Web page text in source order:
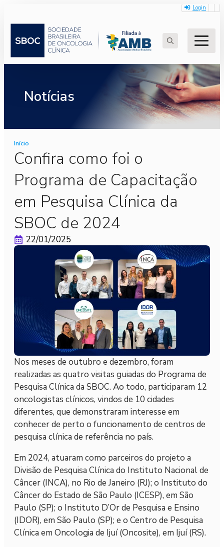
Login
for:
Notícias
Início
Confira como foi o
Programa de Capacitação
em Pesquisa Clínica da
SBOC de 2024
22/01/2025
Nos meses de outubro e dezembro, foram
realizadas as quatro visitas guiadas do Programa de
Pesquisa Clínica da SBOC. Ao todo, participaram 12
oncologistas clínicos, vindos de 10 cidades
diferentes, que demonstraram interesse em
conhecer de perto o funcionamento de centros de
pesquisa clínica de referência no país.
Em 2024, atuaram como parceiros do projeto a
Divisão de Pesquisa Clínica do Instituto Nacional de
Câncer (INCA), no Rio de Janeiro (RJ); o Instituto do
Câncer do Estado de São Paulo (ICESP), em São
Paulo (SP); o Instituto D’Or de Pesquisa e Ensino
(IDOR), em São Paulo (SP); e o Centro de Pesquisa
Clínica em Oncologia de Ijuí (Oncosite), em Ijuí (RS).